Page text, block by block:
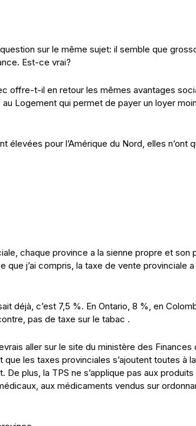
sur le même sujet: il semble que
Est-ce vrai?
offre-t-il en retour les mêmes avantages
Logement qui permet de payer un loyer
élevées pour l’Amérique du Nord, elles n’ont
chaque province a la sienne propre et son
que j’ai compris, la taxe de vente provinciale
déjà, c’est 7,5 %. En Ontario, 8 %, en
pas de taxe sur le tabac .
aller sur le site du ministère des
que les taxes provinciales s’ajoutent toutes à
plus, la TPS ne s’applique pas aux
aux médicaments vendus sur